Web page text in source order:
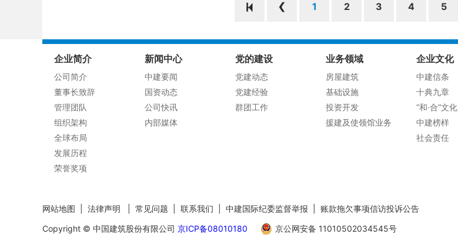
1 2 3 4 5
企业简介
公司简介
董事长致辞
管理团队
组织架构
全球布局
发展历程
荣誉奖项
新闻中心
中建要闻
国资动态
公司快讯
内部媒体
党的建设
党建动态
党建经验
群团工作
业务领域
房屋建筑
基础设施
投资开发
援建及使领馆业务
企业文化
中建信条
十典九章
“和·合”文化
中建榜样
社会责任
网站地图 法律声明 常见问题 联系我们 中建国际纪委监督举报
账款拖欠事项信访投诉公告
Copyright © 中国建筑股份有限公司 京ICP备08010180 京公网安备 11010502034545号